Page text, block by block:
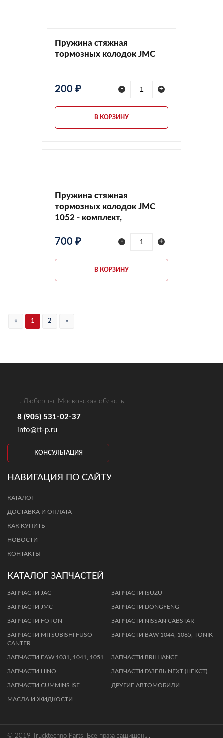
Пружина стяжная
тормозных колодок JMC
200 ₽ - +
В КОРЗИНУ
Пружина стяжная
тормозных колодок JMC
1052 - комплект,
700 ₽ - +
В КОРЗИНУ
« 1 2 »
г. Люберцы, Московская область
8 (905) 531-02-37
info@tt-p.ru
КОНСУЛЬТАЦИЯ
КАТАЛОГ ЗАПЧАСТЕЙ
ЗАПЧАСТИ JAC ЗАПЧАСТИ ISUZU
ЗАПЧАСТИ JMC ЗАПЧАСТИ DONGFENG
ЗАПЧАСТИ FOTON ЗАПЧАСТИ NISSAN CABSTAR
ЗАПЧАСТИ MITSUBISHI FUSO
CANTER
ЗАПЧАСТИ BАW 1044, 1065, TОNIК
ЗAПЧAСТИ FАW 1031, 1041, 1051 ЗАПЧАСТИ BRILLIANCE
ЗАПЧАСТИ HINO ЗАПЧАСТИ ГАЗЕЛЬ NEXT (НЕКСТ)
ЗАПЧАСТИ CUMMINS ISF ДРУГИЕ АВТОМОБИЛИ
МАСЛА И ЖИДКОСТИ
НАВИГАЦИЯ ПО САЙТУ
КАТАЛОГ
ДОСТАВКА И ОПЛАТА
КАК КУПИТЬ
НОВОСТИ
КОНТАКТЫ
© 2019 Trucktechno Parts. Все права защищены.